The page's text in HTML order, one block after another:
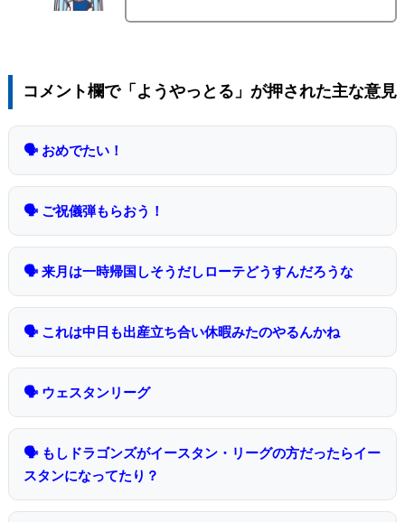
コメント欄で「ようやっとる」が押された主な意見
🗣 おめでたい！
🗣 ご祝儀弾もらおう！
🗣 来月は一時帰国しそうだしローテどうすんだろうな
🗣 これは中日も出産立ち合い休暇みたのやるんかね
🗣 ウェスタンリーグ
🗣 もしドラゴンズがイースタン・リーグの方だったらイー
スタンになってたり？